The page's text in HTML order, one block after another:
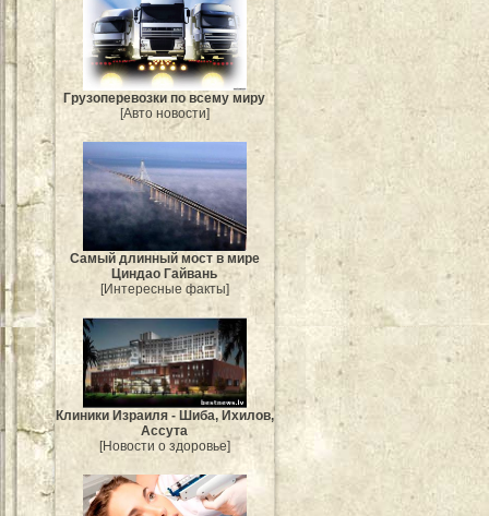
Грузоперевозки по всему миру
[Авто новости]
Самый длинный мост в мире
Циндао Гайвань
[Интересные факты]
Клиники Израиля - Шиба, Ихилов,
Ассута
[Новости о здоровье]